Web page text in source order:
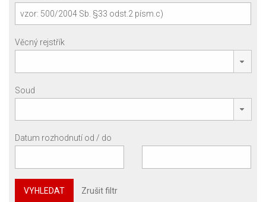
Věcný rejstřík
Soud
Datum rozhodnutí od / do
VYHLEDAT Zrušit filtr